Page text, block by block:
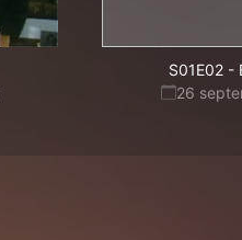
S01E02 -
26